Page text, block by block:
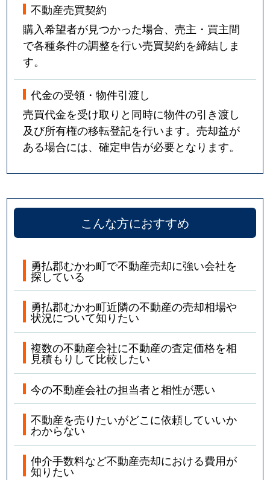
不動産売買契約
購入希望者が見つかった場合、売主・買主間
で各種条件の調整を行い売買契約を締結しま
す。
代金の受領・物件引渡し
売買代金を受け取りと同時に物件の引き渡し
及び所有権の移転登記を行います。売却益が
ある場合には、確定申告が必要となります。
こんな方におすすめ
勇払郡むかわ町で不動産売却に強い会社を
探している
勇払郡むかわ町近隣の不動産の売却相場や
状況について知りたい
複数の不動産会社に不動産の査定価格を相
見積もりして比較したい
今の不動産会社の担当者と相性が悪い
不動産を売りたいがどこに依頼していいか
わからない
仲介手数料など不動産売却における費用が
知りたい